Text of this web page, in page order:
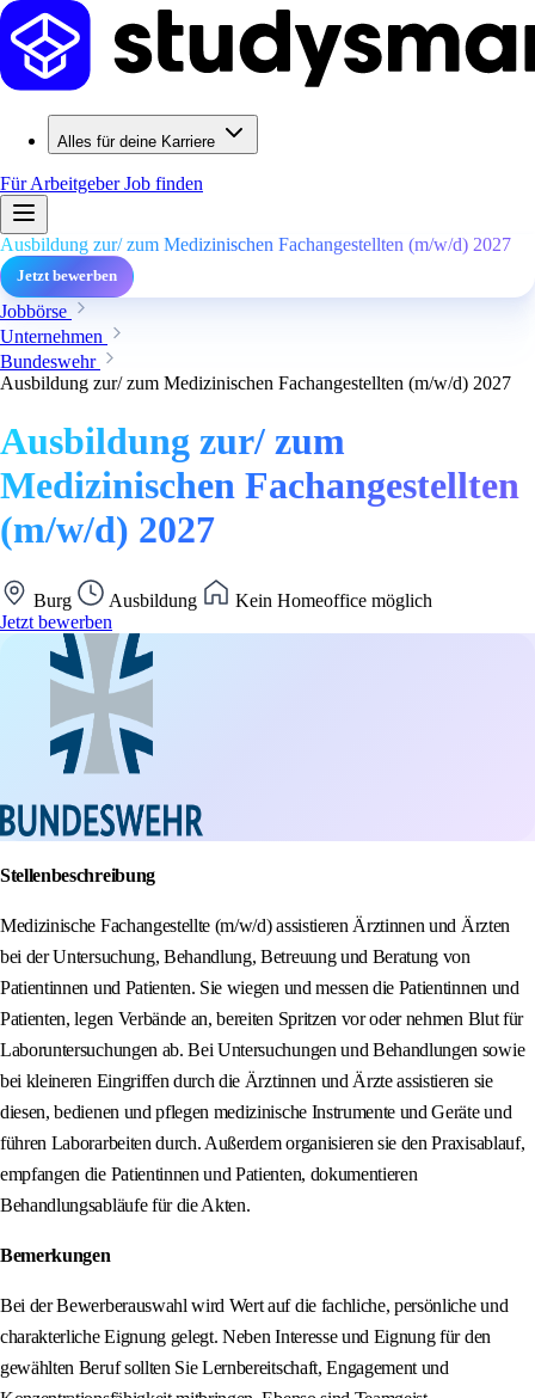
Alles für deine Karriere
Für ArbeitgeberJob finden
Ausbildung zur/ zum Medizinischen Fachangestellten (m/w/d) 2027
Jetzt bewerben
Jobbörse
Unternehmen
Bundeswehr
Ausbildung zur/ zum Medizinischen Fachangestellten (m/w/d) 2027
Ausbildung zur/ zum
Medizinischen Fachangestellten
(m/w/d) 2027
Burg Ausbildung
Kein Homeoffice möglich
Jetzt bewerben
Stellenbeschreibung
Medizinische Fachangestellte (m/w/d) assistieren Ärztinnen und Ärzten
bei der Untersuchung, Behandlung, Betreuung und Beratung von
Patientinnen und Patienten. Sie wiegen und messen die Patientinnen und
Patienten, legen Verbände an, bereiten Spritzen vor oder nehmen Blut für
Laboruntersuchungen ab. Bei Untersuchungen und Behandlungen sowie
bei kleineren Eingriffen durch die Ärztinnen und Ärzte assistieren sie
diesen, bedienen und pflegen medizinische Instrumente und Geräte und
führen Laborarbeiten durch. Außerdem organisieren sie den Praxisablauf,
empfangen die Patientinnen und Patienten, dokumentieren
Behandlungsabläufe für die Akten.
Bemerkungen
Bei der Bewerberauswahl wird Wert auf die fachliche, persönliche und
charakterliche Eignung gelegt. Neben Interesse und Eignung für den
gewählten Beruf sollten Sie Lernbereitschaft, Engagement und